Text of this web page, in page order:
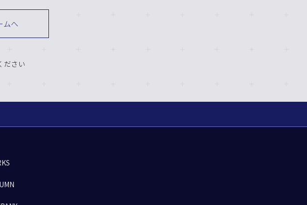
ムへ
ださい